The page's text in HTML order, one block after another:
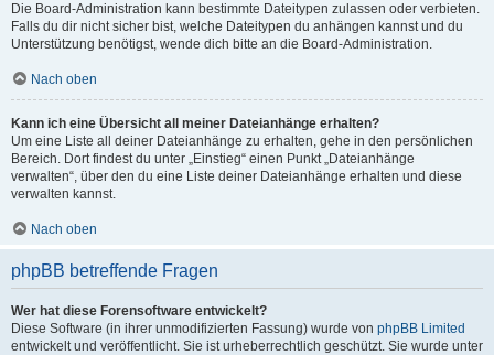
Die Board-Administration kann bestimmte Dateitypen zulassen oder verbieten.
Falls du dir nicht sicher bist, welche Dateitypen du anhängen kannst und du
Unterstützung benötigst, wende dich bitte an die Board-Administration.
Nach oben
Kann ich eine Übersicht all meiner Dateianhänge erhalten?
Um eine Liste all deiner Dateianhänge zu erhalten, gehe in den persönlichen
Bereich. Dort findest du unter „Einstieg“ einen Punkt „Dateianhänge
verwalten“, über den du eine Liste deiner Dateianhänge erhalten und diese
verwalten kannst.
Nach oben
phpBB betreffende Fragen
Wer hat diese Forensoftware entwickelt?
Diese Software (in ihrer unmodifizierten Fassung) wurde von phpBB Limited
entwickelt und veröffentlicht. Sie ist urheberrechtlich geschützt. Sie wurde unter